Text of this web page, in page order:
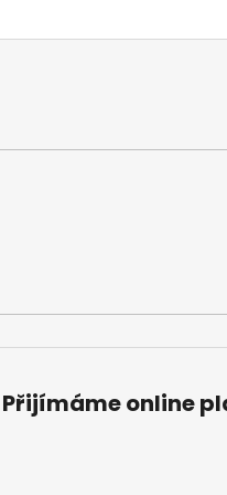
Přijímáme online